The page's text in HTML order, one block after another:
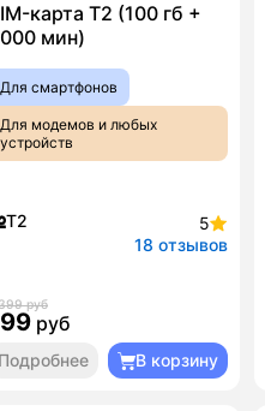
карта T2 (100 гб +
мин)
Для смартфонов
Для модемов и любых
устройств
T2
5
18 отзывов
руб
руб
Подробнее В корзину